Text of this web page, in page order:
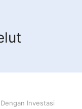
Investasi